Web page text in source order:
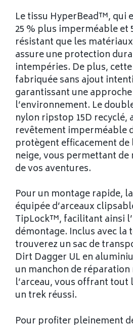
Le tissu HyperBead™, qui
25 % plus imperméable et
résistant que les
assure une protection
intempéries. De plus,
fabriquée sans ajout
garantissant une
l’environnement. Le
nylon ripstop 15D recyclé,
revêtement imperméable
protègent efficacement de
neige, vous permettant de
de vos aventures.
Pour un montage rapide,
équipée d’arceaux
TipLock™, facilitant ainsi
démontage. Inclus avec la
trouverez un sac de
Dirt Dagger UL en
un manchon de
l’arceau, vous offrant tout
un trek réussi.
Pour profiter pleinement